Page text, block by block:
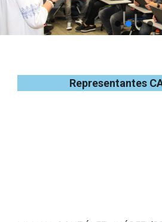
Representantes